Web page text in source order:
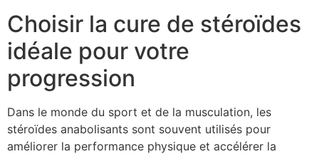
Choisir la cure de stéroïdes
idéale pour votre
progression
Dans le monde du sport et de la musculation, les
stéroïdes anabolisants sont souvent utilisés pour
améliorer la performance physique et accélérer la